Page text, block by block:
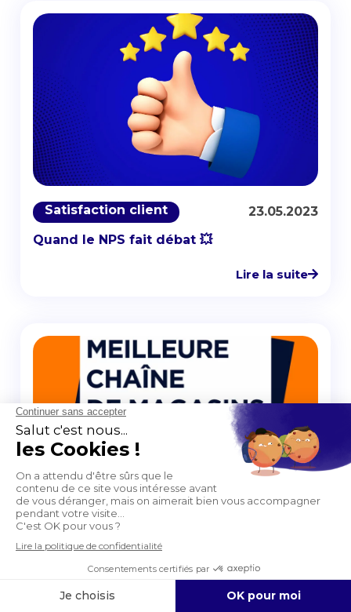
Satisfaction client
23.05.2023
Quand le NPS fait débat 💥
Lire la suite
Satisfaction client
Meilleure Chaîne de Magasins de l’année